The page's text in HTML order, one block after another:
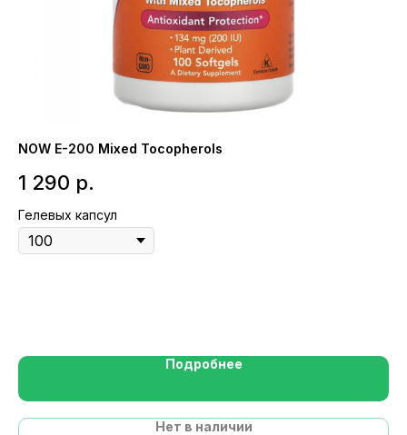
NOW E-200 Mixed Tocopherols
1 290 р.
Гелевых капсул
Подробнее
Нет в наличии